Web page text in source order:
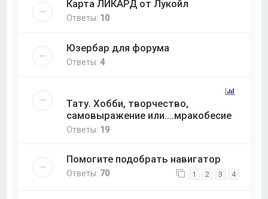
Карта ЛИКАРД от Лукойл
Ответы: 10
Юзербар для форума
Ответы:4
Тату. Хобби, творчество,
самовыражение или....мракобесие
Ответы: 19
Помогите подобрать навигатор
Ответы: 70 1 2 3 4